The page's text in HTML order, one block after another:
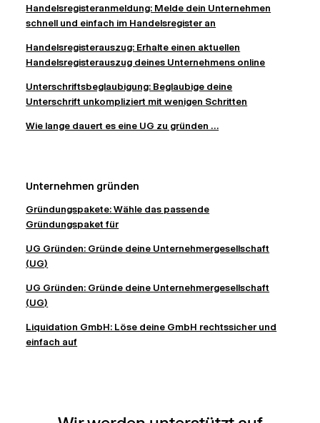
Handelsregisteranmeldung: Melde dein Unternehmen
schnell und einfach im Handelsregister an
Handelsregisterauszug: Erhalte einen aktuellen
Handelsregisterauszug deines Unternehmens online
Unterschriftsbeglaubigung: Beglaubige deine
Unterschrift unkompliziert mit wenigen Schritten
Wie lange dauert es eine UG zu gründen ...
Unternehmen gründen
Gründungspakete: Wähle das passende
Gründungspaket für
UG Gründen: Gründe deine Unternehmergesellschaft
(UG)
UG Gründen: Gründe deine Unternehmergesellschaft
(UG)
Liquidation GmbH: Löse deine GmbH rechtssicher und
einfach auf